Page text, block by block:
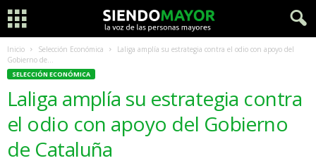
Inicio Selección Económica
Laliga amplía su estrategia contra el odio con apoyo del
Gobierno de...
SELECCIÓN ECONÓMICA
Laliga amplía su estrategia contra
el odio con apoyo del Gobierno
de Cataluña